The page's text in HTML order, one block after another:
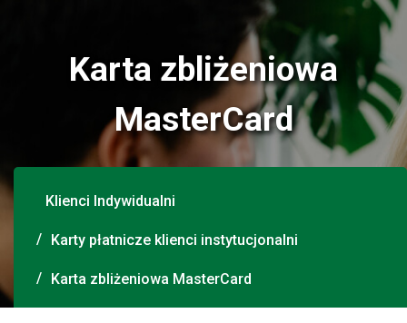
Karta zbliżeniowa
MasterCard
Klienci Indywidualni
Karty płatnicze klienci instytucjonalni
Karta zbliżeniowa MasterCard